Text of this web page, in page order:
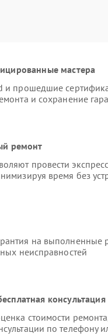
мастера
и прошедшие
и сохранение
ремонт
провести
время без
на выполненные
неисправностей
консультация
стоимости
по телефону